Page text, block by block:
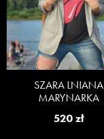
SZARA LNIANA
MARYNARKA
520zł